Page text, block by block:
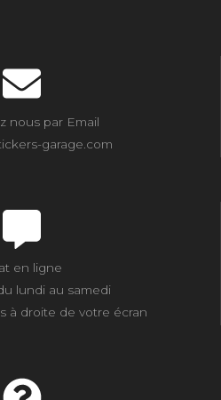
nous par Email
garage.com
en ligne
lundi au samedi
à droite de votre écran